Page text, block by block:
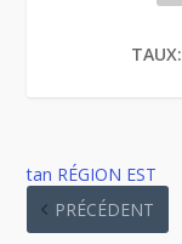
TAUX:
tan RÉGION EST
PRÉCÉDENT